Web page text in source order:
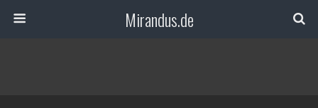
Mirandus.de